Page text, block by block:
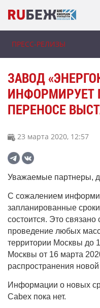
ПРЕСС-РЕЛИЗЫ
ЗАВОД
ИНФОРМИРУЕТ
ПЕРЕНОСЕ
23 марта 2020, 12:57
Уважаемые партнеры,
С сожалением
запланированные
состоится. Это
проведение любых
территории Москвы до
Москвы от 16 марта
распространения
Информации о новых
Cabex пока нет.